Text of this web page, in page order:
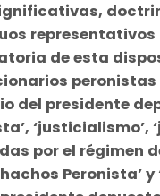
de esta
peronistas
del presidente
‘justicialismo’,
por el régimen
Peronista’ y